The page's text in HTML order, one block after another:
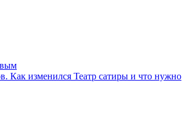
Как изменился Театр сатиры и что нужно